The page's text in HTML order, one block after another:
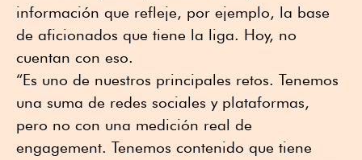
información que refleje, por ejemplo, la base
de aficionados que tiene la liga. Hoy, no
cuentan con eso.
“Es uno de nuestros principales retos. Tenemos
una suma de redes sociales y plataformas,
pero no con una medición real de
engagement. Tenemos contenido que tiene